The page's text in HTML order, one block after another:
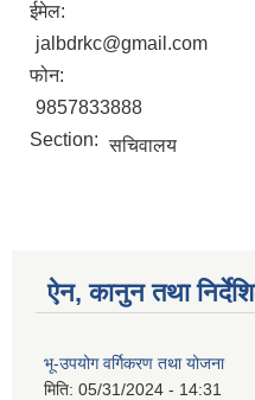
ईमेल:
jalbdrkc@gmail.com
फोन:
9857833888
Section: सचिवालय
ऐन, कानुन तथा
भू-उपयोग वर्गिकरण तथा योजना
मिति: 05/31/2024 - 14:31